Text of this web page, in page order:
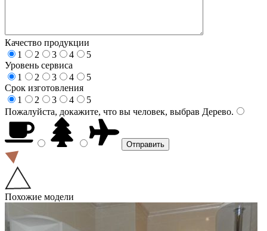
Качество продукции
1
2 3 4
5
Уровень сервиса
1
2 3 4
5
Срок изготовления
1
2 3 4
5
Пожалуйста, докажите, что вы человек, выбрав Дерево.
Похожие модели